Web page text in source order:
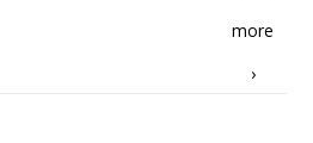
more
›